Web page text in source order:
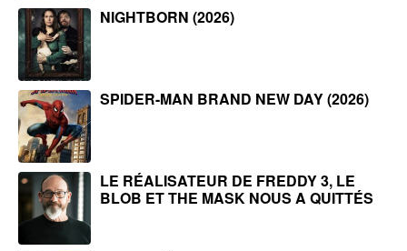
NIGHTBORN (2026)
SPIDER-MAN BRAND NEW DAY (2026)
LE RÉALISATEUR DE FREDDY 3, LE
BLOB ET THE MASK NOUS A QUITTÉS